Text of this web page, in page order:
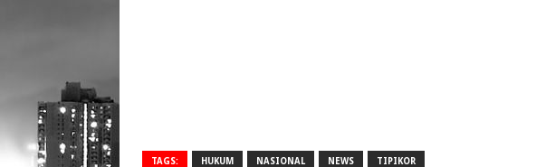
TAGS: HUKUM NASIONAL NEWS TIPIKOR